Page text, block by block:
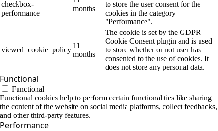
checkbox-
performance
months
to store the user consent for the
cookies in the category
"Performance".
viewed_cookie_policy
11
months
The cookie is set by the GDPR
Cookie Consent plugin and is used
to store whether or not user has
consented to the use of cookies. It
does not store any personal data.
Functional
Functional
Functional cookies help to perform certain functionalities like sharing
the content of the website on social media platforms, collect feedbacks,
and other third-party features.
Performance